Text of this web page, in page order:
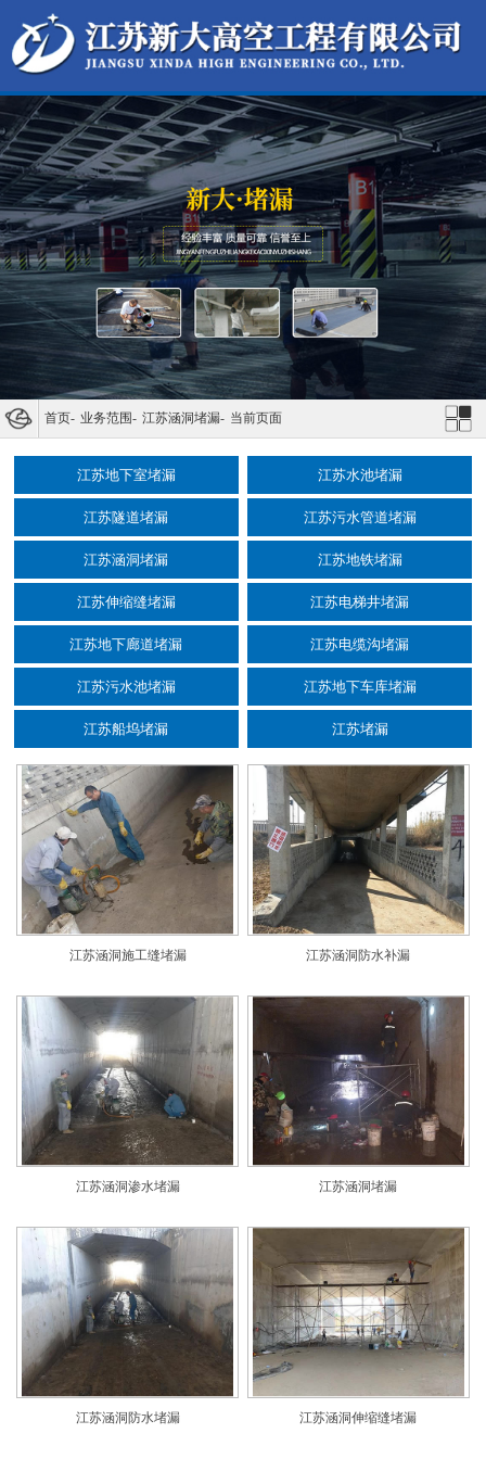
首页- 业务范围- 江苏涵洞堵漏- 当前页面
江苏地下室堵漏 江苏水池堵漏
江苏隧道堵漏 江苏污水管道堵漏
江苏涵洞堵漏 江苏地铁堵漏
江苏伸缩缝堵漏 江苏电梯井堵漏
江苏地下廊道堵漏 江苏电缆沟堵漏
江苏污水池堵漏 江苏地下车库堵漏
江苏船坞堵漏 江苏堵漏
江苏涵洞施工缝堵漏 江苏涵洞防水补漏
江苏涵洞渗水堵漏 江苏涵洞堵漏
江苏涵洞防水堵漏 江苏涵洞伸缩缝堵漏